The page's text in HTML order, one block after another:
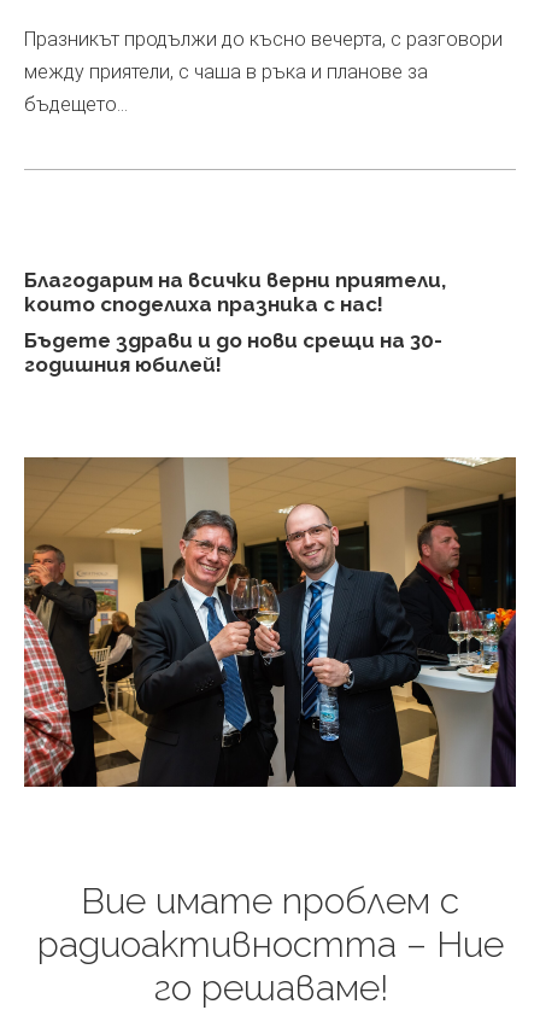
Празникът продължи до късно вечерта, с разговори
между приятели, с чаша в ръка и планове за
бъдещето…
Благодарим на всички верни приятели,
които споделиха празника с нас!
Бъдете здрави и до нови срещи на 30-
годишния юбилей!
Вие имате проблем с
радиоактивността – Ние
го решаваме!